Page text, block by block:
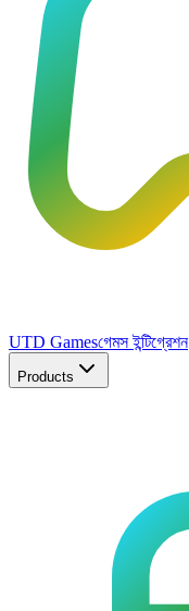
UTD Gamesগেমস ইন্টিগ্রেশন
Products